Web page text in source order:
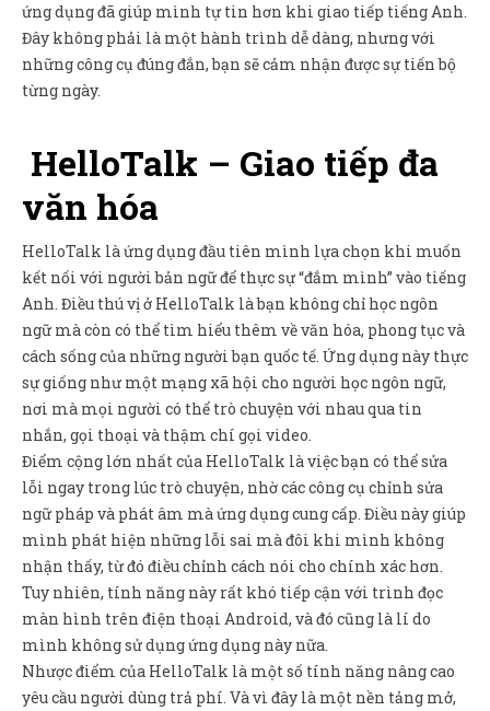
ứng dụng đã giúp mình tự tin hơn khi giao tiếp tiếng Anh.
Đây không phải là một hành trình dễ dàng, nhưng với
những công cụ đúng đắn, bạn sẽ cảm nhận được sự tiến bộ
từng ngày.
HelloTalk – Giao tiếp đa
văn hóa
HelloTalk là ứng dụng đầu tiên mình lựa chọn khi muốn
kết nối với người bản ngữ để thực sự “đắm mình” vào tiếng
Anh. Điều thú vị ở HelloTalk là bạn không chỉ học ngôn
ngữ mà còn có thể tìm hiểu thêm về văn hóa, phong tục và
cách sống của những người bạn quốc tế. Ứng dụng này thực
sự giống như một mạng xã hội cho người học ngôn ngữ,
nơi mà mọi người có thể trò chuyện với nhau qua tin
nhắn, gọi thoại và thậm chí gọi video.
Điểm cộng lớn nhất của HelloTalk là việc bạn có thể sửa
lỗi ngay trong lúc trò chuyện, nhờ các công cụ chỉnh sửa
ngữ pháp và phát âm mà ứng dụng cung cấp. Điều này giúp
mình phát hiện những lỗi sai mà đôi khi mình không
nhận thấy, từ đó điều chỉnh cách nói cho chính xác hơn.
Tuy nhiên, tính năng này rất khó tiếp cận với trình đọc
màn hình trên điện thoại Android, và đó cũng là lí do
mình không sử dụng ứng dụng này nữa.
Nhược điểm của HelloTalk là một số tính năng nâng cao
yêu cầu người dùng trả phí. Và vì đây là một nền tảng mở,